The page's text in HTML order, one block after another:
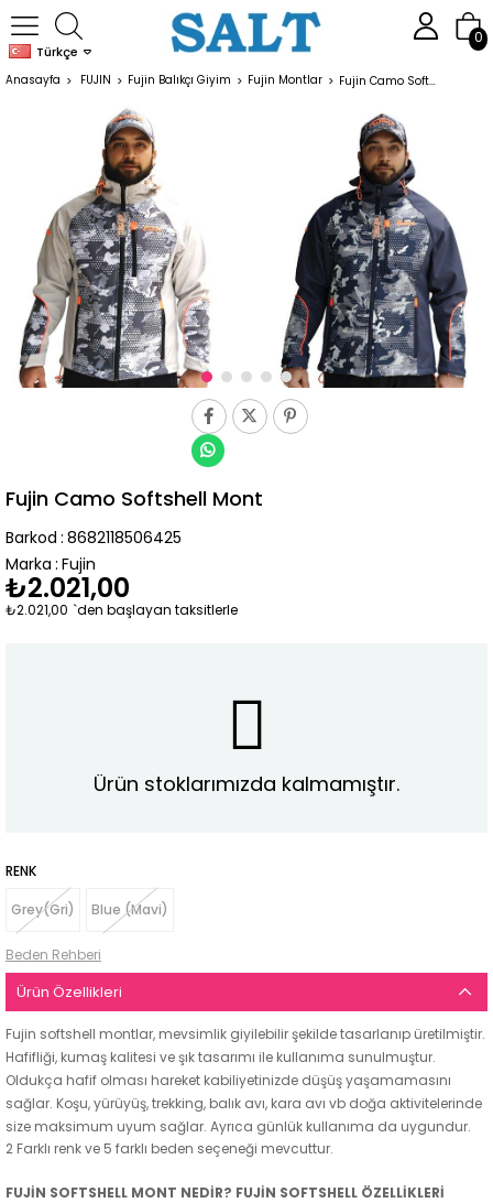
Türkçe
0
Anasayfa FUJIN Fujin Balıkçı Giyim Fujin Montlar Fujin Camo Softshell Mont
Fujin Camo Softshell Mont
Barkod : 8682118506425
Marka : Fujin
₺2.021,00
₺2.021,00 `den başlayan taksitlerle
Ürün stoklarımızda kalmamıştır.
RENK
Grey(Gri) Blue (Mavi)
Beden Rehberi
Ürün Özellikleri
Fujin softshell montlar, mevsimlik giyilebilir şekilde tasarlanıp üretilmiştir.
Hafifliği, kumaş kalitesi ve şık tasarımı ile kullanıma sunulmuştur.
Oldukça hafif olması hareket kabiliyetinizde düşüş yaşamamasını
sağlar. Koşu, yürüyüş, trekking, balık avı, kara avı vb doğa aktivitelerinde
size maksimum uyum sağlar. Ayrıca günlük kullanıma da uygundur.
2 Farklı renk ve 5 farklı beden seçeneği mevcuttur.
FUJİN SOFTSHELL MONT NEDİR? FUJİN SOFTSHELL ÖZELLİKLERİ